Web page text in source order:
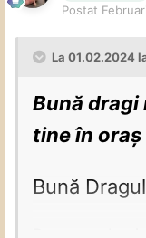
Postat
La 01.02.2024
Bună dragi
tine în oraș
Bună